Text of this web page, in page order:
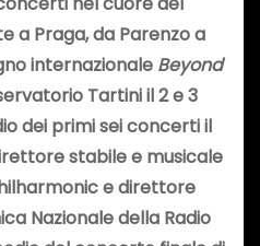
a Praga, da Parenzo a
internazionale Beyond
Tartini il 2 e 3
dei primi sei concerti il
stabile e musicale
e direttore
Nazionale della Radio